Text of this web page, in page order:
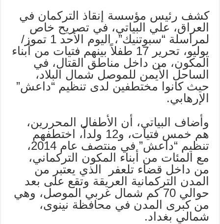
كشف رئيس مؤسسة إنقاذ التركمان في
العراق، علي البياتي، في تصريح خاص
لمراسلة “سبوتنيك”، اليوم الأحد 1 تموز/
يوليو، تحرير 17 طفلاً بينهم فتيات من أبناء
المكون، من داخل مناطق القتال، في
الساحل الأيمن للموصل شمال البلاد،
حيث كانوا مختطفين لدى تنظيم “داعش”
الإرهابي.
وأضاف البياتي، أن الأطفال المحررين،
هم خمس فتيات، و12 ولداً، اختطفهم
تنظيم “داعش” في منتصف عام 2014،
مع المئات من أبناء المكون التركماني،
من داخل قضاء تلعفر الذي يعتبر من
المدن التركمانية العريقة وتقع على بعد
حوالي 70 كم شمال غربي الموصل، وهي
من كبرى المدن في محافظة نينوى،
شمالي بغداد.